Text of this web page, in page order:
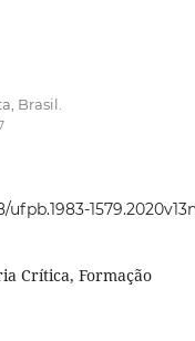
Brasil.
Crítica, Formação